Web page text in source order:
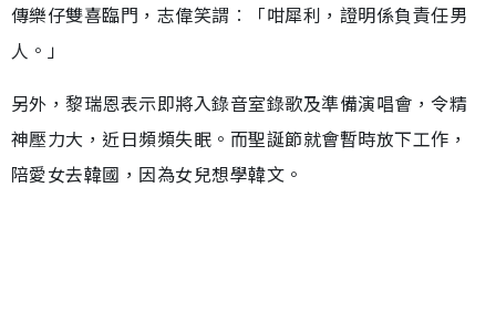
傳樂仔雙喜臨門，志偉笑謂︰「咁犀利，證明係負責任男
人。」
另外，黎瑞恩表示即將入錄音室錄歌及準備演唱會，令精
神壓力大，近日頻頻失眠。而聖誕節就會暫時放下工作，
陪愛女去韓國，因為女兒想學韓文。